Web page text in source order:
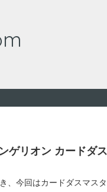
ゲリオン カードダ
、今回はカードダスマス